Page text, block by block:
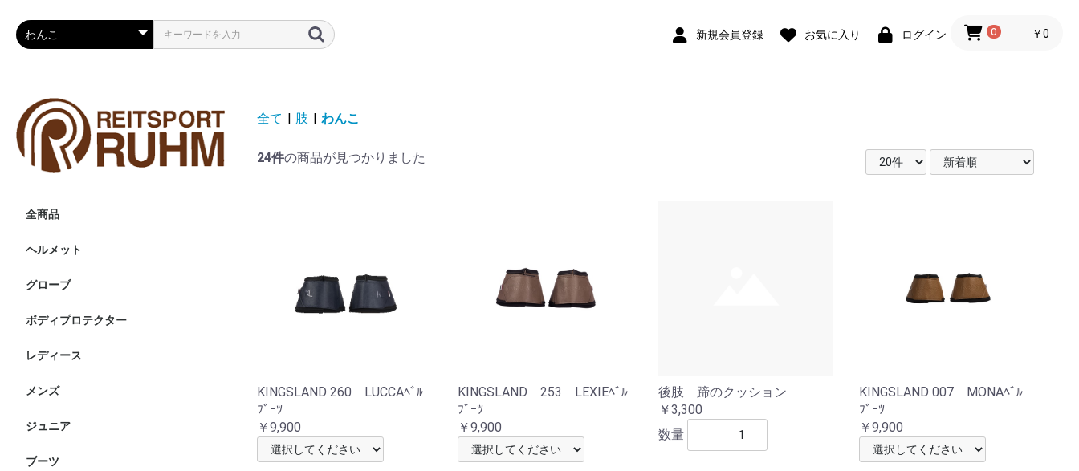
新規会員登録 お気に入り ログイン 0 ￥0
全商品
ヘルメット
グローブ
ボディプロテクター
レディース
メンズ
ニーグリップ・膝革・共布キュロッ
フルグリップ・尻革キュロット
競技用ジャケット・小物
ショーシャツ
インナー・ポロシャツ
アウター・ベスト
レインコート
ジュニア ヘルメット
ブーツ・チャップス
ニーグリップ・膝革・共布キュロッ
フルグリップキュロット
競技用ジャケット・小物
ショーシャツ
インナー・ポロシャツ
アウター・ベスト
レインコート
ブーツ ブーツ
その他・付属品等
全て | 肢 | わんこ
24件の商品が見つかりました
KINGSLAND 260 LUCCAﾍﾞﾙ
ﾌﾞｰﾂ
￥9,900
KINGSLAND 253 LEXIEﾍﾞﾙ
ﾌﾞｰﾂ
￥9,900
後肢 蹄のクッション
￥3,300
数量
KINGSLAND 007 MONAﾍﾞﾙ
ﾌﾞｰﾂ
￥9,900